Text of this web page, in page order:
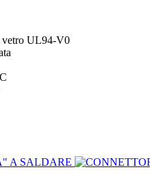
vetro UL94-V0